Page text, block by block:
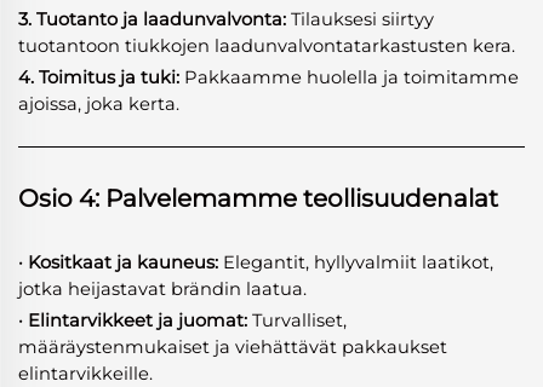
3. Tuotanto ja laadunvalvonta: Tilauksesi siirtyy
tuotantoon tiukkojen laadunvalvontatarkastusten kera.
4. Toimitus ja tuki: Pakkaamme huolella ja toimitamme
ajoissa, joka kerta.
Osio 4: Palvelemamme teollisuudenalat
· Kositkaat ja kauneus: Elegantit, hyllyvalmiit laatikot,
jotka heijastavat brändin laatua.
· Elintarvikkeet ja juomat: Turvalliset,
määräystenmukaiset ja viehättävät pakkaukset
elintarvikkeille.